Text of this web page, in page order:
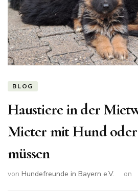
BLOG
Haustiere in der
Mieter mit Hund oder
müssen
von Hundefreunde in Bayern e.V. on